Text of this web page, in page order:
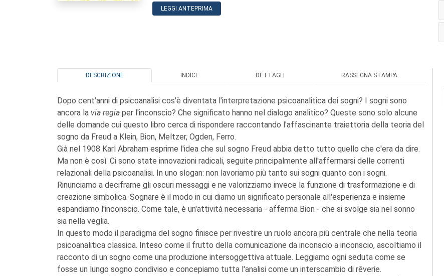
LEGGI ANTEPRIMA
DESCRIZIONE INDICE DETTAGLI RASSEGNA STAMPA
Dopo cent'anni di psicoanalisi cos'è diventata l'interpretazione psicoanalitica dei sogni? I sogni sono
ancora la via regia per l'inconscio? Che significato hanno nel dialogo analitico? Queste sono solo alcune
delle domande cui questo libro cerca di rispondere raccontando l'affascinante traiettoria della teoria del
sogno da Freud a Klein, Bion, Meltzer, Ogden, Ferro.
Già nel 1908 Karl Abraham esprime l'idea che sul sogno Freud abbia detto tutto quello che c'era da dire.
Ma non è così. Ci sono state innovazioni radicali, seguite principalmente all'affermarsi delle correnti
relazionali della psicoanalisi. In uno slogan: non lavoriamo più tanto sui sogni quanto con i sogni.
Rinunciamo a decifrarne gli oscuri messaggi e ne valorizziamo invece la funzione di trasformazione e di
creazione simbolica. Sognare è il modo in cui diamo un significato personale all'esperienza e insieme
espandiamo l'inconscio. Come tale, è un'attività necessaria - afferma Bion - che si svolge sia nel sonno
sia nella veglia.
In questo modo il paradigma del sogno finisce per rivestire un ruolo ancora più centrale che nella teoria
psicoanalitica classica. Inteso come il frutto della comunicazione da inconscio a inconscio, ascoltiamo il
racconto di un sogno come una produzione intersoggettiva attuale. Leggiamo ogni seduta come se
fosse un lungo sogno condiviso e concepiamo tutta l'analisi come un interscambio di rêverie.